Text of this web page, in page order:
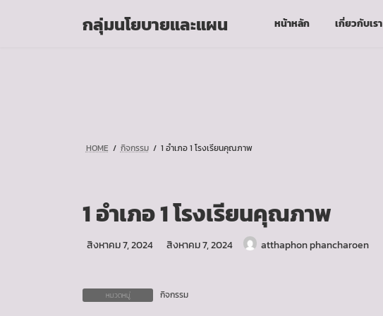
กลุ่มนโยบายและแผน หน้าหลัก เกี่ยวกับเรา
HOME กิจกรรม 1 อำเภอ 1 โรงเรียนคุณภาพ
1 อำเภอ 1 โรงเรียนคุณภาพ
สิงหาคม 7, 2024
Last
สิงหาคม 7, 2024 atthaphon phancharoen
หมวดหมู่ กิจกรรม